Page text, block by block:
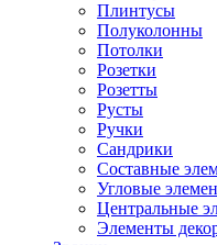
Плинтусы
Полуколонны
Потолки
Розетки
Розетты
Русты
Ручки
Сандрики
Составные
Угловые
Центральные
Элементы